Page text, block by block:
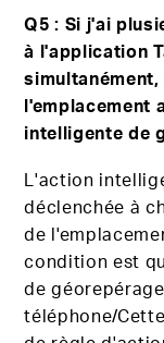
Q5 : Si j'ai
à l'application
l'emplacement
intelligente de
L'action
déclenchée à
de
condition est
de
téléphone/